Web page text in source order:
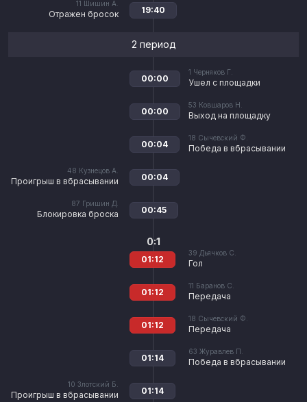
11 Шишин А.
Отражен бросок 19:40
2 период
1 Черняков Г.
Ушел с площадки
00:00
53 Ковшаров Н.
Выход на площадку
00:00
18 Сычевский Ф.
Победа в вбрасывании
00:04
48 Кузнецов А.
Проигрыш в вбрасывании 00:04
87 Гришин Д.
Блокировка броска 00:45
39 Дьячков С.
Гол
0:1
01:12
11 Баранов С.
Передача
01:12
18 Сычевский Ф.
Передача
01:12
63 Журавлев П.
Победа в вбрасывании
01:14
10 Злотский Б.
Проигрыш в вбрасывании 01:14